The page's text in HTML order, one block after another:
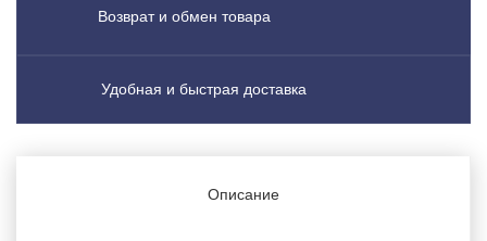
Возврат и обмен товара
Удобная и быстрая доставка
Описание